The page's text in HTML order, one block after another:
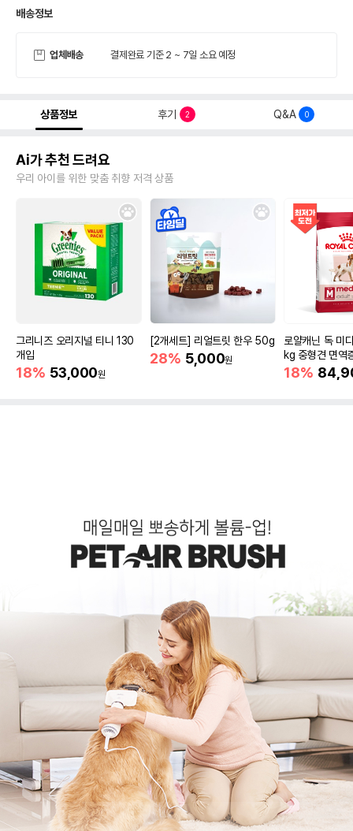
배송정보
업체배송 결제완료 기준 2 ~ 7일 소요 예정
상품정보 후기 2 Q&A 0
Ai가 추천 드려요
우리 아이를 위한 맞춤 취향 저격 상품
그리니즈 오리지널 티니 130
개입
18% 53,000원
[2개세트] 리얼트릿 한우 50g
28% 5,000원
로얄캐닌 독 미
kg 중형견 면역
18%